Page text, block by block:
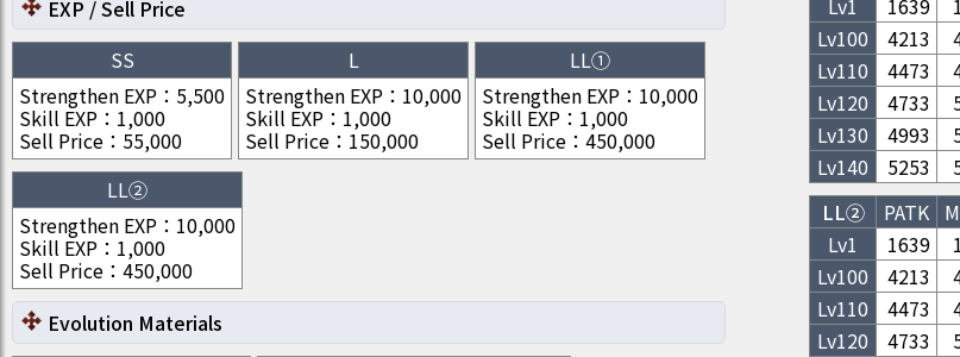
Lv1
1639
Lv100 4213
Lv110 4473
Lv120 4733
Lv130 4993
Lv140 5253
LL②
PATK
Lv1
1639
Lv100 4213
Lv110 4473
Lv120 4733
EXP / Sell Price
SS
Strengthen EXP ： 5,500
Skill EXP ： 1,000
Sell Price ： 55,000
L
Strengthen EXP ： 10,000
Skill EXP ： 1,000
Sell Price ： 150,000
LL①
Strengthen EXP ： 10,000
Skill EXP ： 1,000
Sell Price ： 450,000
LL②
Strengthen EXP ： 10,000
Skill EXP ： 1,000
Sell Price ： 450,000
Evolution Materials